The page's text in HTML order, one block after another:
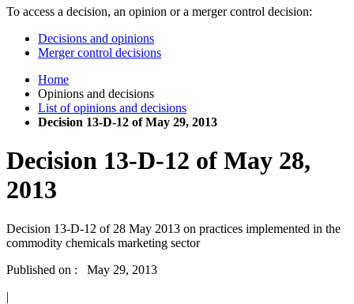
To access a decision, an opinion or a merger control decision:
Decisions and opinions
Merger control decisions
Home
Opinions and decisions
List of opinions and decisions
Decision 13-D-12 of May 29, 2013
Decision 13-D-12 of May 28,
2013
Decision 13-D-12 of 28 May 2013 on practices implemented in the
commodity chemicals marketing sector
Published on : May 29, 2013
|